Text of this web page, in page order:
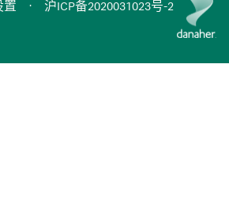
置 · 沪ICP备2020031023号-2